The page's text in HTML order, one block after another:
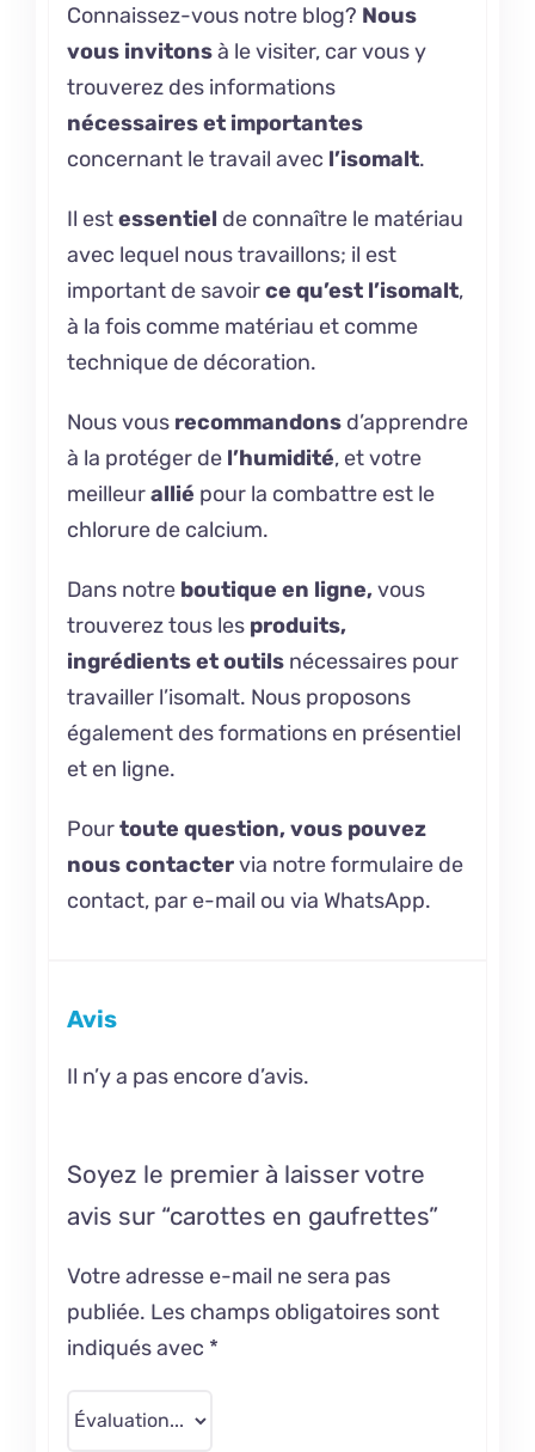
Connaissez-vous notre blog? Nous
vous invitonsà le visiter, car vous y
trouverez des informations
nécessaires et importantes
concernant le travail avec l’isomalt.
Il estessentiel de connaître le matériau
avec lequel nous travaillons; il est
important de savoirce qu’est l’isomalt,
à la fois comme matériau et comme
technique de décoration.
Nous vous recommandonsd’apprendre
à la protégerde l’humidité, et votre
meilleurallié pour la combattre est le
chlorure de calcium.
Dans notre boutique en ligne,vous
trouverez tous les produits,
ingrédients et outilsnécessaires pour
travailler l’isomalt. Nous proposons
également des formations en présentiel
et en ligne.
Pourtoute question, vous pouvez
nous contactervia notre formulaire de
contact, par e-mail ou via WhatsApp.
Avis
Il n’y a pas encore d’avis.
Soyez le premier à laisser votre
avis sur “carottes en gaufrettes”
Votre adresse e-mail ne sera pas
publiée. Les champs obligatoires sont
indiqués avec *